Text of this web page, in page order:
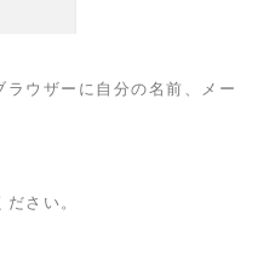
ウザーに自分の名前、メー
さい。